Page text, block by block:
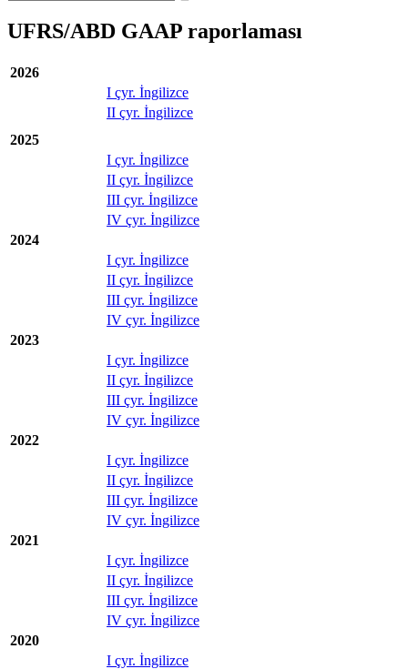
UFRS/ABD GAAP raporlaması
2026
I çyr. İngilizce
II çyr. İngilizce
2025
I çyr. İngilizce
II çyr. İngilizce
III çyr. İngilizce
IV çyr. İngilizce
2024
I çyr. İngilizce
II çyr. İngilizce
III çyr. İngilizce
IV çyr. İngilizce
2023
I çyr. İngilizce
II çyr. İngilizce
III çyr. İngilizce
IV çyr. İngilizce
2022
I çyr. İngilizce
II çyr. İngilizce
III çyr. İngilizce
IV çyr. İngilizce
2021
I çyr. İngilizce
II çyr. İngilizce
III çyr. İngilizce
IV çyr. İngilizce
2020
I çyr. İngilizce